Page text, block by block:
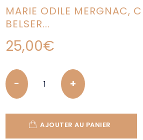
MARIE ODILE MERGNAC,
BELSER...
25,00€
Quantity
AJOUTER AU PANIER